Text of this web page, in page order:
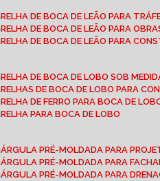
GRELHA DE BOCA DE LEÃO PARA
GRELHA DE BOCA DE LEÃO PARA
GRELHA DE BOCA DE LEÃO PARA
GRELHA DE BOCA DE LOBO SOB
GRELHAS DE BOCA DE LOBO PARA
GRELHA DE FERRO PARA BOCA DE
GRELHA PARA BOCA DE LOBO
GÁRGULA PRÉ-MOLDADA PARA
GÁRGULA PRÉ-MOLDADA PARA
GÁRGULA PRÉ-MOLDADA PARA